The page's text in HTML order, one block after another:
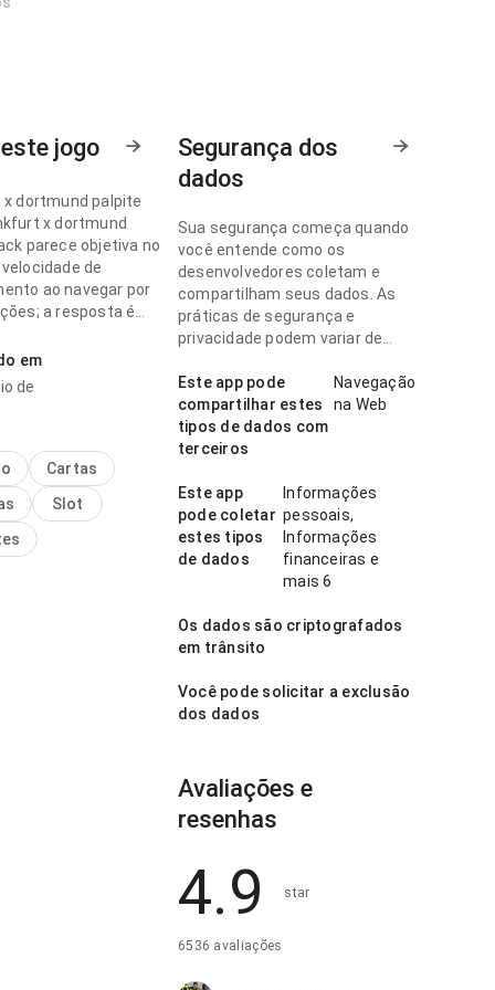
jogo
dortmund palpite
x dortmund
parece objetiva no
de
ao navegar por
a resposta é
uso frequente.
dortmund palpite
longas; a página
sem ficar
passa mais
ao usuário.
em
de
Cartas
Slot
Segurança dos
dados
Sua segurança começa quando
você entende como os
desenvolvedores coletam e
compartilham seus dados. As
práticas de segurança e
privacidade podem variar de
idade.
Este app pode
compartilhar estes
tipos de dados com
terceiros
Navegação
na Web
Este app
pode coletar
estes tipos
de dados
Informações
pessoais,
Informações
financeiras e
mais 6
Os dados são criptografados
em trânsito
Você pode solicitar a exclusão
dos dados
Avaliações e
resenhas
4.9 star
6536 avaliações